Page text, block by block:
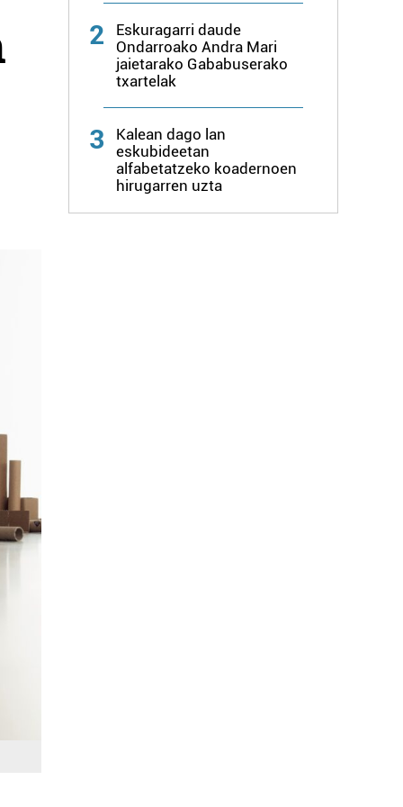
2
Eskuragarri daude
Ondarroako Andra Mari
jaietarako Gababuserako
txartelak
3
Kalean dago lan
eskubideetan
alfabetatzeko koadernoen
hirugarren uzta